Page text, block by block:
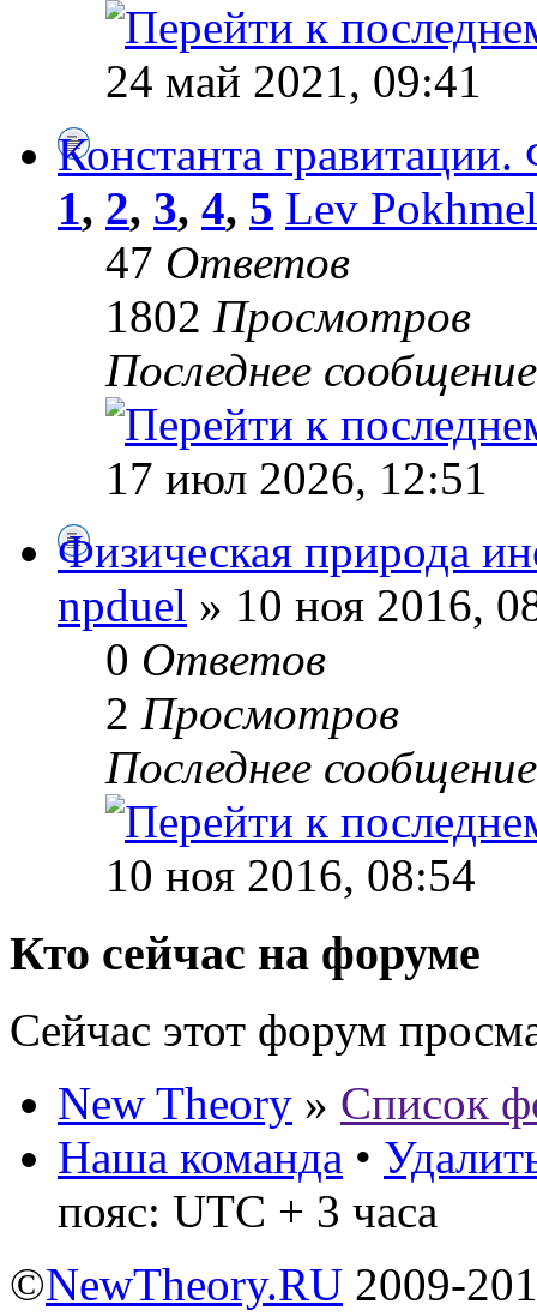
24 май 2021, 09:41
Константа
1, 2, 3, 4, 5 Lev
47 Ответов
1802 Просмотров
Последнее
17 июл 2026, 12:51
Физическая природа
npduel » 10 ноя 2016,
0 Ответов
2 Просмотров
Последнее
10 ноя 2016, 08:54
Кто сейчас на форуме
Сейчас этот форум
New Theory » Список
Наша команда •
пояс: UTC + 3 часа
©NewTheory.RU 2009-